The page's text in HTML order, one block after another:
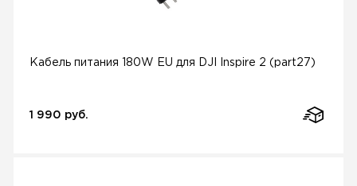
Кабель питания 180W EU для DJI Inspire 2 (part27)
1 990 руб.